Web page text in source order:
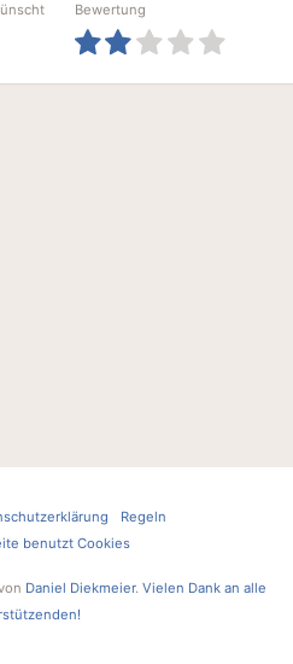
Bewertung
Regeln
benutzt Cookies
Daniel Diekmeier. Vielen Dank an alle